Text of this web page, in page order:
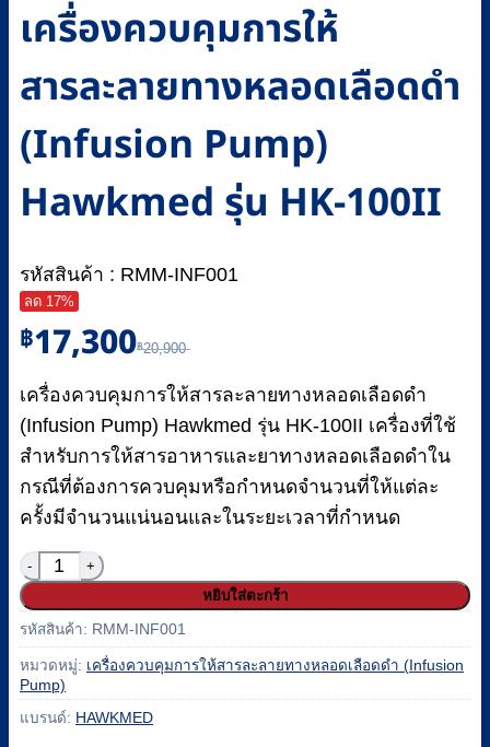
เครื่องควบคุมการให้
สารละลายทางหลอดเลือดดำ
(Infusion Pump)
Hawkmed รุ่น HK-100II
รหัสสินค้า : RMM-INF001
ลด 17%
฿20,900
Original
price
was:
฿20,900.
฿17,300
Current
price
is:
฿17,300.
เครื่องควบคุมการให้สารละลายทางหลอดเลือดดำ
(Infusion Pump) Hawkmed รุ่น HK-100II เครื่องที่ใช้
สำหรับการให้สารอาหารและยาทางหลอดเลือดดำใน
กรณีที่ต้องการควบคุมหรือกำหนดจำนวนที่ให้แต่ละ
ครั้งมีจำนวนแน่นอนและในระยะเวลาที่กำหนด
จำนวน เครื่องควบคุมการให้สารละลายทางหลอดเลือดด
หยิบใส่ตะกร้า
รหัสสินค้า: RMM-INF001
หมวดหมู่: เครื่องควบคุมการให้สารละลายทางหลอดเลือดดำ (Infusion
Pump)
แบรนด์: HAWKMED